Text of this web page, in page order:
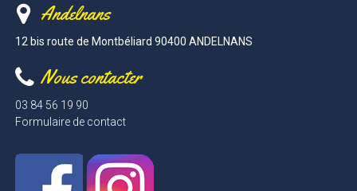
Andelnans
12 bis route de Montbéliard 90400 ANDELNANS
Nous contacter
03 84 56 19 90
Formulaire de contact